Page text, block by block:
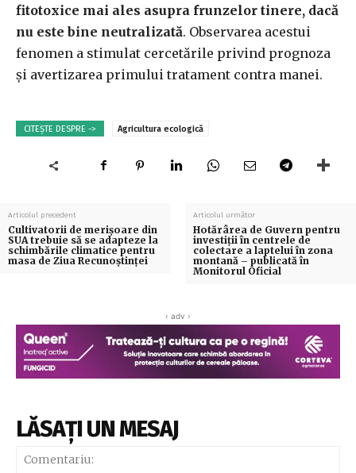
fitotoxice mai ales asupra frunzelor tinere, dacă
nu este bine neutralizată. Observarea acestui
fenomen a stimulat cercetările privind prognoza
şi avertizarea primului tratament contra manei.
CITEȘTE DESPRE -> Agricultura ecologică
Articolul precedent
Cultivatorii de merişoare din
SUA trebuie să se adapteze la
schimbările climatice pentru
masa de Ziua Recunoştinţei
Articolul următor
Hotărârea de Guvern pentru
investiții în centrele de
colectare a laptelui în zona
montană – publicată în
Monitorul Oficial
‹ adv ›
LĂSAȚI UN MESAJ